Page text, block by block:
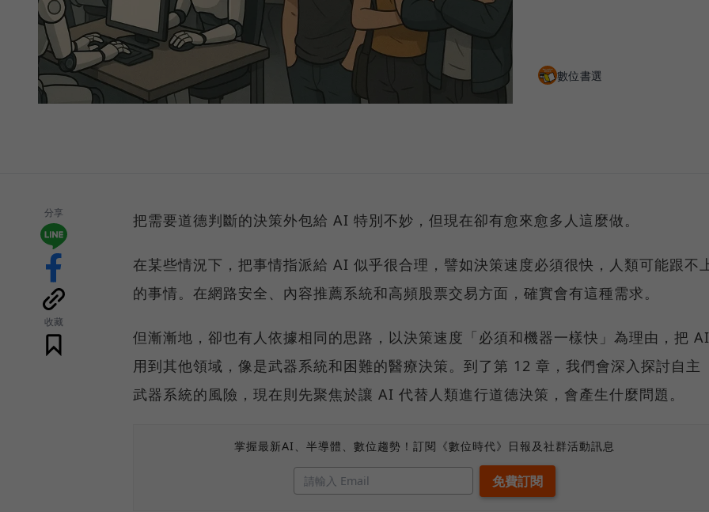
數位書選
分享
收藏
把需要道德判斷的決策外包給 AI 特別不妙，但現在卻有愈來愈多人這麼做。
在某些情況下，把事情指派給 AI 似乎很合理，譬如決策速度必須很快，人類可能跟不
的事情。在網路安全、內容推薦系統和高頻股票交易方面，確實會有這種需求。
但漸漸地，卻也有人依據相同的思路，以決策速度「必須和機器一樣快」為理由，把 AI
用到其他領域，像是武器系統和困難的醫療決策。到了第 12 章，我們會深入探討自主
武器系統的風險，現在則先聚焦於讓 AI 代替人類進行道德決策，會產生什麼問題。
掌握最新AI、半導體、數位趨勢！訂閱《數位時代》日報及社群活動訊息